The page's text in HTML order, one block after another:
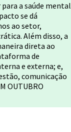
a saúde mental
se dá
ao setor,
Além disso, a
direta ao
de
e externa; e,
comunicação
OUTUBRO